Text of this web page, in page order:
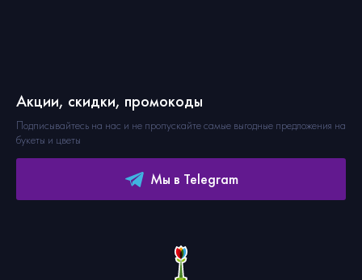
Акции, скидки, промокоды
Подписывайтесь на нас и не пропускайте самые выгодные предложения на
букеты и цветы
Мы в Telegram